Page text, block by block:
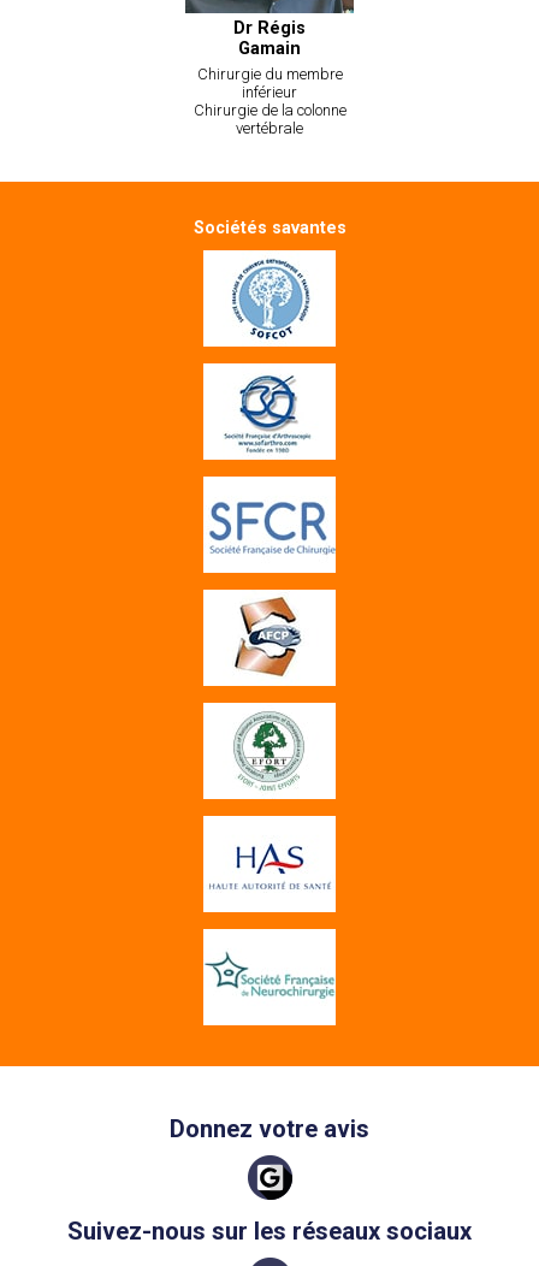
Dr Régis
Gamain
Chirurgie du membre
inférieur
Chirurgie de la colonne
vertébrale
Sociétés savantes
Donnez votre avis
Suivez-nous sur les réseaux sociaux